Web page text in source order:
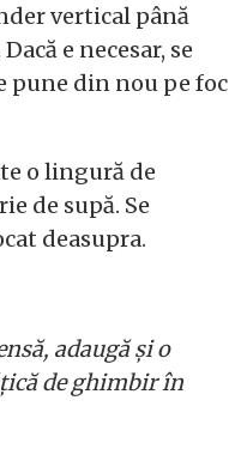
vertical până
e necesar, se
pune din nou pe foc
o lingură de
de supă. Se
deasupra.
adaugă și o
de ghimbir în